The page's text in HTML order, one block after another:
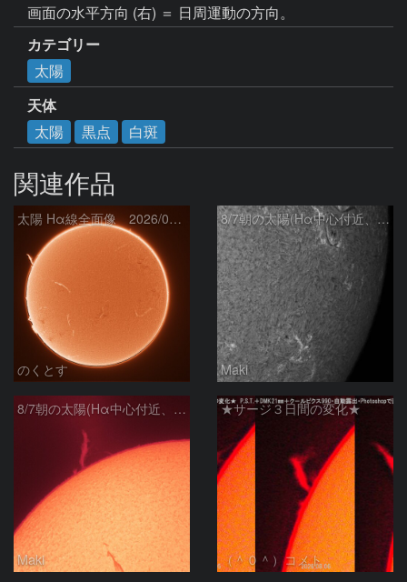
画面の水平方向 (右) ＝ 日周運動の方向。
カテゴリー
太陽
天体
太陽
黒点 白斑
関連作品
太陽 Hα線全面像 2026/08/07
のくとす
8/7朝の太陽(Hα中心付近、4498、4502付近)
Maki
8/7朝の太陽(Hα中心付近、プロミネンス)
Maki
★サージ３日間の変化★
（＾０＾）コメト